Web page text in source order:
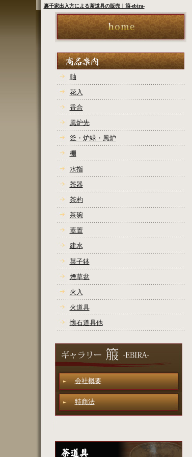
裏千家出入方による茶道具の販売｜箙-ebira-
軸
花入
香合
風炉先
釜・炉緑・風炉
棚
水指
茶器
茶杓
茶碗
蓋置
建水
菓子鉢
煙草盆
火入
火道具
懐石道具他
会社概要
特商法